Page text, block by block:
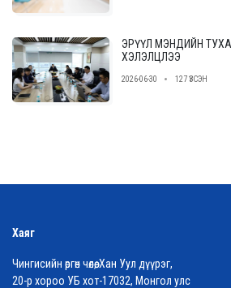
ЭРҮҮЛ МЭНДИЙН
ХЭЛЭЛЦЛЭЭ
2026-06-30 127 ҮЗСЭН
Хаяг
Чингисийн өргөн чөлөө, Хан Уул дүүрэг,
20-р хороо УБ хот-17032, Монгол улс